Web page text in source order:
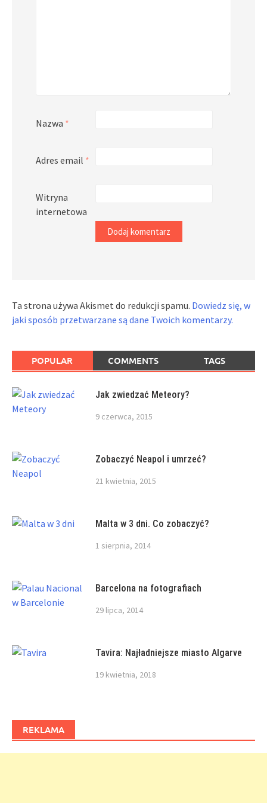
Nazwa *
Adres email *
Witryna
internetowa
Ta strona używa Akismet do redukcji spamu. Dowiedz się, w
jaki sposób przetwarzane są dane Twoich komentarzy.
POPULAR COMMENTS TAGS
Jak zwiedzać Meteory?
9 czerwca, 2015
Zobaczyć Neapol i umrzeć?
21 kwietnia, 2015
Malta w 3 dni. Co zobaczyć?
1 sierpnia, 2014
Barcelona na fotografiach
29 lipca, 2014
Tavira: Najładniejsze miasto Algarve
19 kwietnia, 2018
REKLAMA